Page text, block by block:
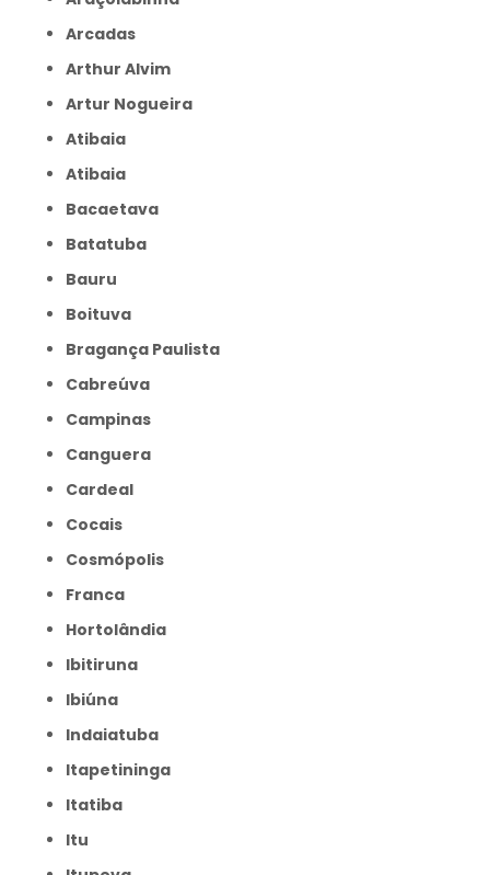
Arcadas
Arthur Alvim
Artur Nogueira
Atibaia
Atibaia
Bacaetava
Batatuba
Bauru
Boituva
Bragança Paulista
Cabreúva
Campinas
Canguera
Cardeal
Cocais
Cosmópolis
Franca
Hortolândia
Ibitiruna
Ibiúna
Indaiatuba
Itapetininga
Itatiba
Itu